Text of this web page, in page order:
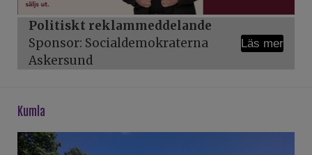
Politiskt reklammeddelande
Sponsor: Socialdemokraterna
Askersund
Läs mer
kumla